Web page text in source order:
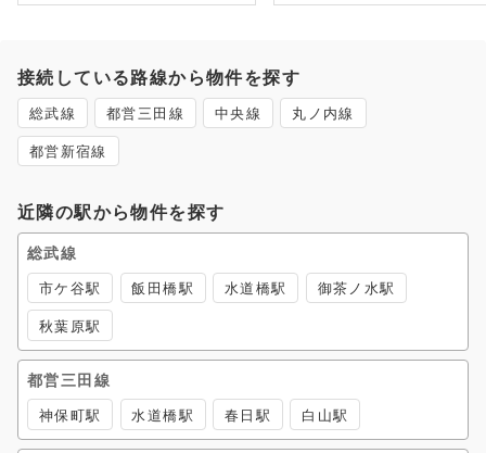
接続している路線から物件を探す
総武線 都営三田線 中央線 丸ノ内線
都営新宿線
近隣の駅から物件を探す
総武線
市ケ谷駅 飯田橋駅 水道橋駅 御茶ノ水駅
秋葉原駅
都営三田線
神保町駅 水道橋駅 春日駅 白山駅